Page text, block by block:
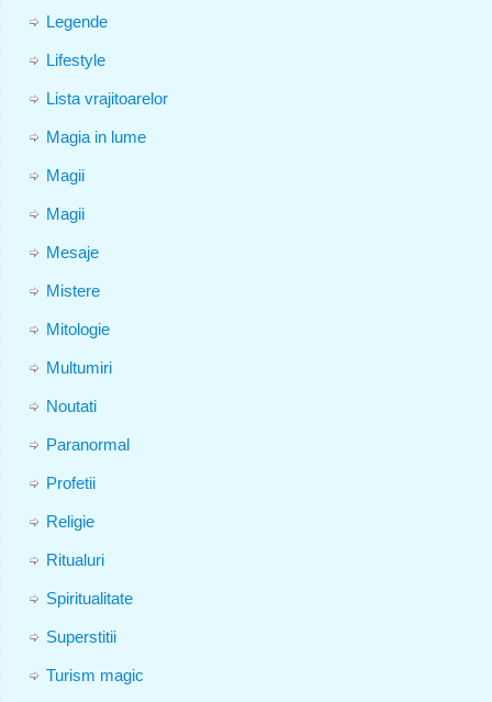
Legende
Lifestyle
Lista vrajitoarelor
Magia in lume
Magii
Magii
Mesaje
Mistere
Mitologie
Multumiri
Noutati
Paranormal
Profetii
Religie
Ritualuri
Spiritualitate
Superstitii
Turism magic